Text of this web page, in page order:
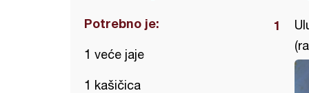
Potrebno je:
1 veće jaje
1 kašičica